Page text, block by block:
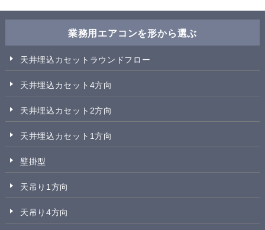
業務用エアコンを形から選ぶ
天井埋込カセットラウンドフロー
天井埋込カセット4方向
天井埋込カセット2方向
天井埋込カセット1方向
壁掛型
天吊り1方向
天吊り4方向